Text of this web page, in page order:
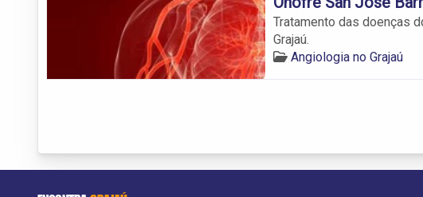
Tratamento das doenças
Grajaú.
Angiologia no Grajaú